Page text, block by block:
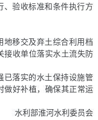
、验收标准和条件执行方
地移交及弃土综合利用档
接收单位落实水土流失防
已落实的水土保持设施管
做好补植，确保其正常运
水利部淮河水利委员会